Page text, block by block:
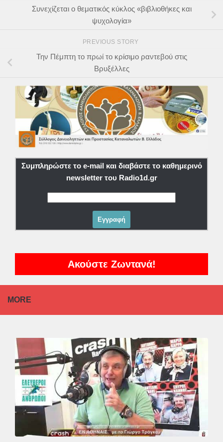
Συνεχίζεται ο θεματικός κύκλος «βιβλιοθήκες και
ψυχολογία»
PREVIOUS STORY
Την Πέμπτη το πρωί το κρίσιμο ραντεβού στις
Βρυξέλλες
Συμπληρώστε το e-mail και διαβάστε το καθημερινό
newsletter του Radio1d.gr
Ακούστε Ζωντανά!
MORE